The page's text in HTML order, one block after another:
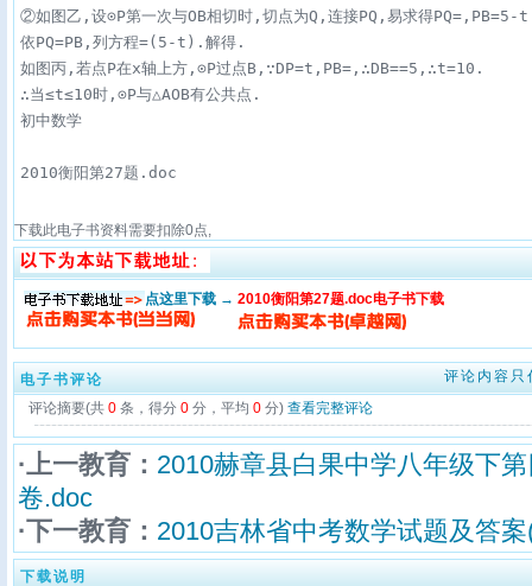
②如图乙,设⊙P第一次与OB相切时,切点为Q,连接PQ,易求得PQ=,PB=5-
依PQ=PB,列方程=(5-t).解得.
如图丙,若点P在x轴上方,⊙P过点B,∵DP=t,PB=,∴DB==5,∴t=10.
∴当≤t≤10时,⊙P与△AOB有公共点.
2010衡阳第27题.doc
下载此电子书资料需要扣除0点,
点这里下载 → 2010衡阳第27题.doc电子书下载
电子书评论
评论内容只
评论摘要(共 0 条，得分 0 分，平均 0 分) 查看完整评论
·上一教育： 2010赫章县白果中学八年级下
卷.doc
·下一教育： 2010吉林省中考数学试题及答
下载说明